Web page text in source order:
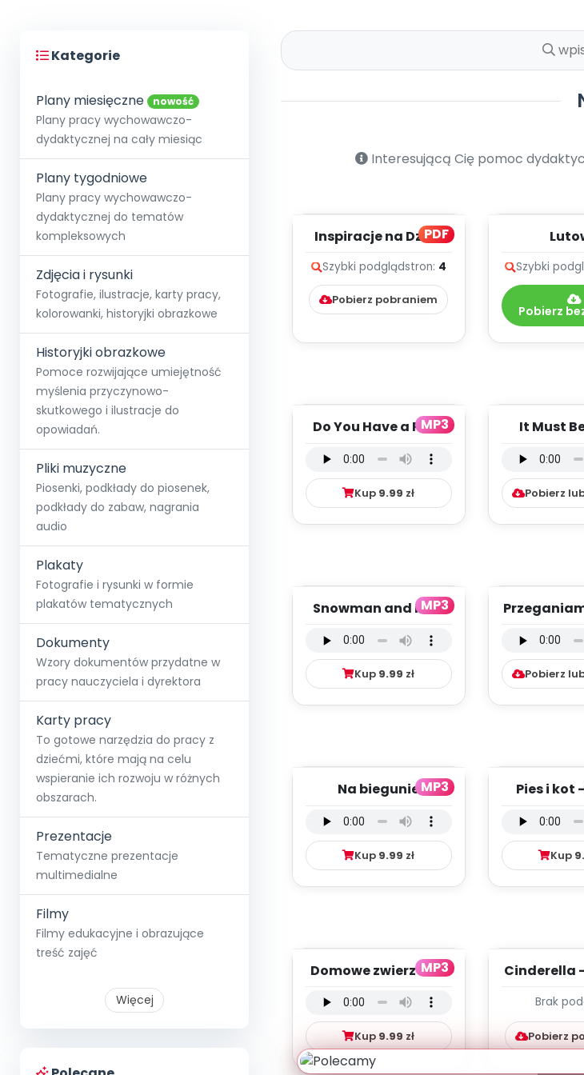
Kategorie
Plany miesięczne nowość
Plany pracy wychowawczo-
dydaktycznej na cały miesiąc
Plany tygodniowe
Plany pracy wychowawczo-
dydaktycznej do tematów
kompleksowych
Zdjęcia i rysunki
Fotografie, ilustracje, karty pracy,
kolorowanki, historyjki obrazkowe
Historyjki obrazkowe
Pomoce rozwijające umiejętność
myślenia przyczynowo-
skutkowego i ilustracje do
opowiadań.
Pliki muzyczne
Piosenki, podkłady do piosenek,
podkłady do zabaw, nagrania
audio
Plakaty
Fotografie i rysunki w formie
plakatów tematycznych
Dokumenty
Wzory dokumentów przydatne w
pracy nauczyciela i dyrektora
Karty pracy
To gotowe narzędzia do pracy z
dziećmi, które mają na celu
wspieranie ich rozwoju w różnych
obszarach.
Prezentacje
Tematyczne prezentacje
multimedialne
Filmy
Filmy edukacyjne i obrazujące
treść zajęć
Więcej
Interesującą Cię pomoc
PDF
Inspiracje na Dzień
Myślenia (PD)
Szybki podglądstron: 4
Pobierz pobraniem
teksty
Szybki
Pobierz
MP3
Do You Have a Pet -
mp3)
Kup 9.99 zł
It Must
Pobierz
MP3
Snowman and Me -
mp3)
Kup 9.99 zł Pobierz
MP3
Na biegunie
wokalna (PD, mp3)
Kup 9.99 zł
Pies i kot
mp3)
Kup
MP3
Domowe zwierzaki -
mp3)
Kup 9.99 zł
Cinderella
Brak
Pobierz